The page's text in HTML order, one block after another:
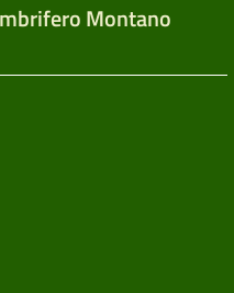
Montano